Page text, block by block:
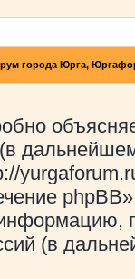
города Юрга,
(в
(в